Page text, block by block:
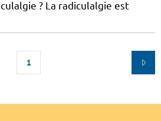
? La radiculalgie est
1